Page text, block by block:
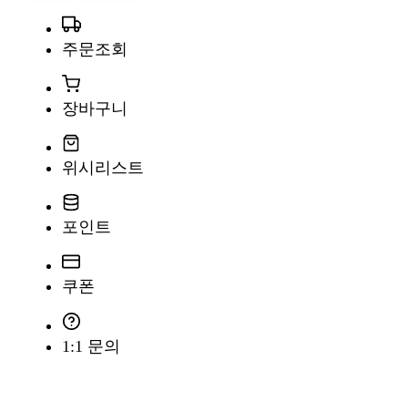
주문조회
장바구니
위시리스트
포인트
쿠폰
1:1 문의